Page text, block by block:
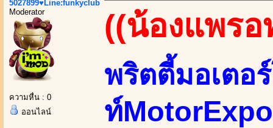
5027899♥Line:funkyclub
Moderator
ความหื่น : 0
ออนไลน์
((น้องแพรอ
พริตตี้มอเตอ
ท์